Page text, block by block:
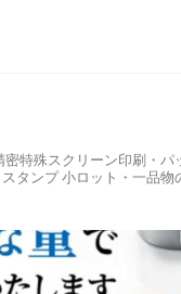
密特殊スクリーン印刷・パ
タンプ小ロット・一品物